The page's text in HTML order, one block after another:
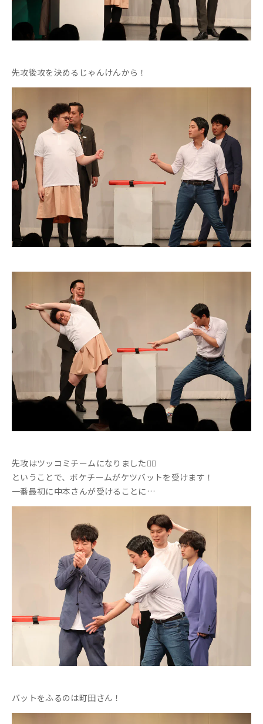
先攻後攻を決めるじゃんけんから！
先攻はツッコミチームになりました💁‍♀️
ということで、ボケチームがケツバットを受けます！
一番最初に中本さんが受けることに…
バットをふるのは町田さん！